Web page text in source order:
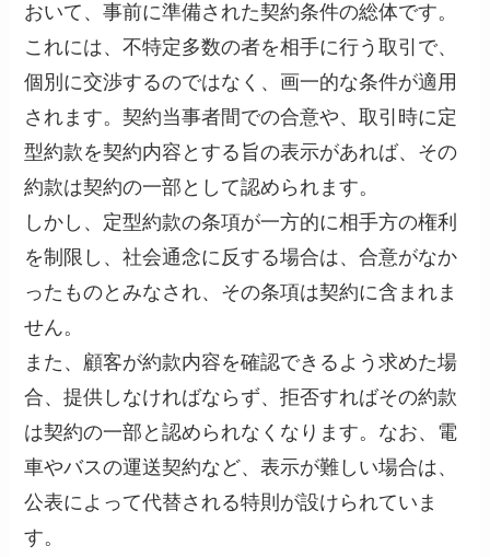
おいて、事前に準備された契約条件の総体です。
これには、不特定多数の者を相手に行う取引で、
個別に交渉するのではなく、画一的な条件が適用
されます。契約当事者間での合意や、取引時に定
型約款を契約内容とする旨の表示があれば、その
約款は契約の一部として認められます。
しかし、定型約款の条項が一方的に相手方の権利
を制限し、社会通念に反する場合は、合意がなか
ったものとみなされ、その条項は契約に含まれま
せん。
また、顧客が約款内容を確認できるよう求めた場
合、提供しなければならず、拒否すればその約款
は契約の一部と認められなくなります。なお、電
車やバスの運送契約など、表示が難しい場合は、
公表によって代替される特則が設けられていま
す。